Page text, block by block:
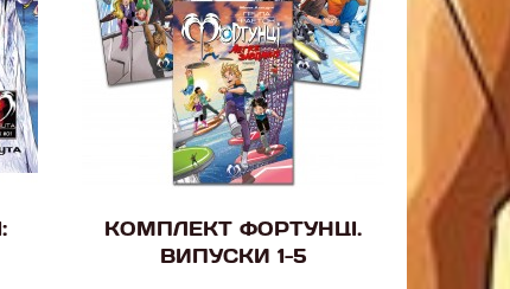
КОМПЛЕКТ ФОРТУНЦІ.
ВИПУСКИ 1-5